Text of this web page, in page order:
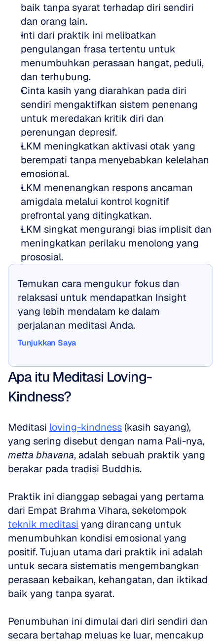
baik tanpa syarat terhadap diri sendiri
dan orang lain.
Inti dari praktik ini melibatkan
pengulangan frasa tertentu untuk
menumbuhkan perasaan hangat, peduli,
dan terhubung.
Cinta kasih yang diarahkan pada diri
sendiri mengaktifkan sistem penenang
untuk meredakan kritik diri dan
perenungan depresif.
LKM meningkatkan aktivasi otak yang
berempati tanpa menyebabkan kelelahan
emosional.
LKM menenangkan respons ancaman
amigdala melalui kontrol kognitif
prefrontal yang ditingkatkan.
LKM singkat mengurangi bias implisit dan
meningkatkan perilaku menolong yang
prososial.
Temukan cara mengukur fokus dan
relaksasi untuk mendapatkan Insight
yang lebih mendalam ke dalam
perjalanan meditasi Anda.
Tunjukkan Saya
Apa itu Meditasi Loving-
Kindness?
Meditasi loving-kindness (kasih sayang),
metta bhavana, adalah sebuah praktik yang
berakar pada tradisi Buddhis.
Praktik ini dianggap sebagai yang pertama
teknik meditasi yang dirancang untuk
menumbuhkan kondisi emosional yang
positif. Tujuan utama dari praktik ini adalah
untuk secara sistematis mengembangkan
perasaan kebaikan, kehangatan, dan iktikad
baik yang tanpa syarat.
Penumbuhan ini dimulai dari diri sendiri dan
secara bertahap meluas ke luar, mencakup